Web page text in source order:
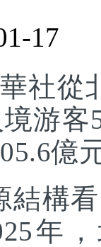
17
社從
游客
億
結構
年